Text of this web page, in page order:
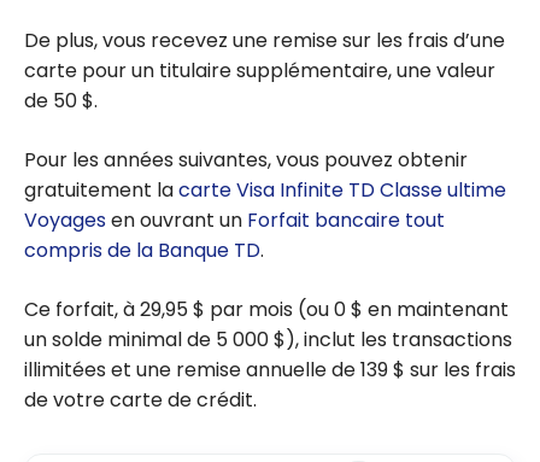
De plus, vous recevez une remise sur les frais d’une
carte pour un titulaire supplémentaire, une valeur
de 50 $.
Pour les années suivantes, vous pouvez obtenir
gratuitement lacarte Visa Infinite TD Classe ultime
Voyagesen ouvrant un Forfait bancaire tout
compris de la Banque TD.
Ce forfait, à29,95 $ par mois (ou0 $ en maintenant
un solde minimal de 5 000 $), inclut les transactions
illimitées et une remise annuelle de139 $ sur les frais
de votre carte de crédit.